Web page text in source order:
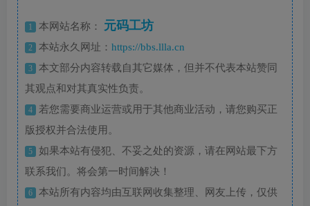
1 本网站名称： 元码工坊
2 本站永久网址： https://bbs.llla.cn
3
本文部分内容转载自其它媒体，但并不代表本站赞同
其观点和对其真实性负责。
4
若您需要商业运营或用于其他商业活动，请您购买正
版授权并合法使用。
5
如果本站有侵犯、不妥之处的资源，请在网站最下方
联系我们。将会第一时间解决！
6
本站所有内容均由互联网收集整理、网友上传，仅供